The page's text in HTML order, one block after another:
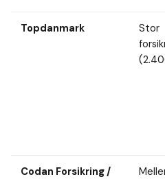
Topdanmark
Stor
Codan Forsikring /